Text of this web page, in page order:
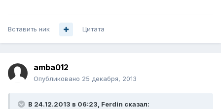
Вставить ник Цитата
amba012
Опубликовано 25 декабря, 2013
В 24.12.2013 в 06:23, Ferdin сказал: